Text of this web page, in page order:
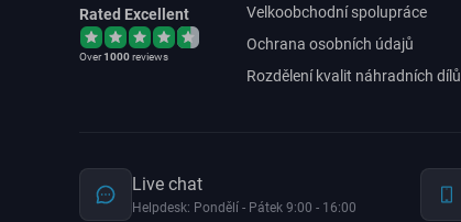
Rated Excellent
Over1000reviews
Velkoobchodní spolupráce
Ochrana osobních údajů
Rozdělení kvalit náhradních dílů
Live chat
Helpdesk: Pondělí - Pátek 9:00 - 16:00